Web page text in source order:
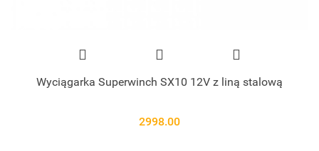
Wyciągarka Superwinch SX10 12V z liną stalową
2998.00